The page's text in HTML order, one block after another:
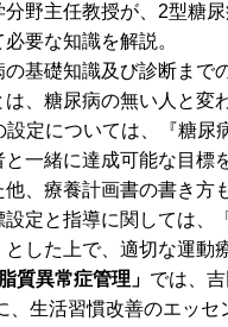
野主任教授が、2型糖
要な知識を解説。
基礎知識及び診断まで
、糖尿病の無い人と変
定については、『糖尿
一緒に達成可能な目標
、療養計画書の書き方
定と指導に関しては、
した上で、適切な運動
質異常症管理」 では、
、生活習慣改善のエッ